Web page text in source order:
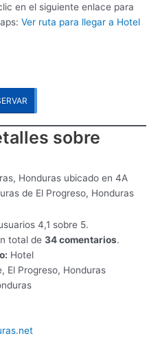
en el siguiente enlace para
Ver ruta para llegar a Hotel
sobre
Honduras ubicado en 4A
de El Progreso, Honduras
4,1 sobre 5.
total de34 comentarios.
Hotel
El Progreso, Honduras